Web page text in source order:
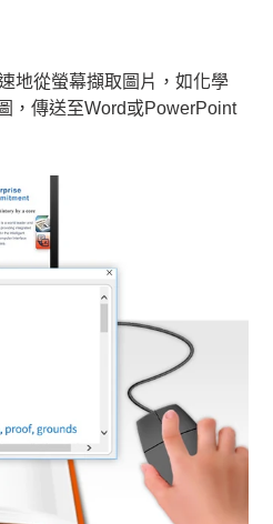
地從螢幕擷取圖片，如化學
，傳送至Word或PowerPoint